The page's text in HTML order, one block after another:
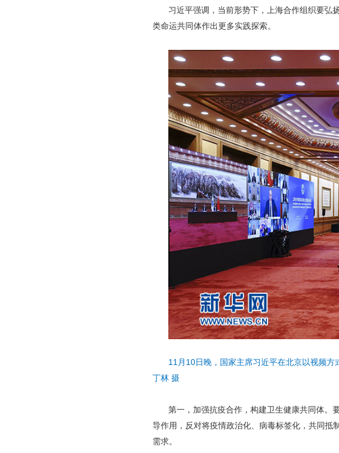
习近平强调，当前形势下，上海合作组织要弘
类命运共同体作出更多实践探索。
11月10日晚，国家主席习近平在北京以视频
丁林 摄
第一，加强抗疫合作，构建卫生健康共同体。
导作用，反对将疫情政治化、病毒标签化，共同抵
需求。